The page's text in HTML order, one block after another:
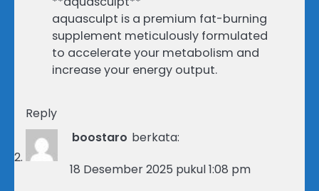
aquasculpt is a premium fat-burning
supplement meticulously formulated
to accelerate your metabolism and
increase your energy output.
Reply
boostaro berkata:
18 Desember 2025 pukul 1:08 pm